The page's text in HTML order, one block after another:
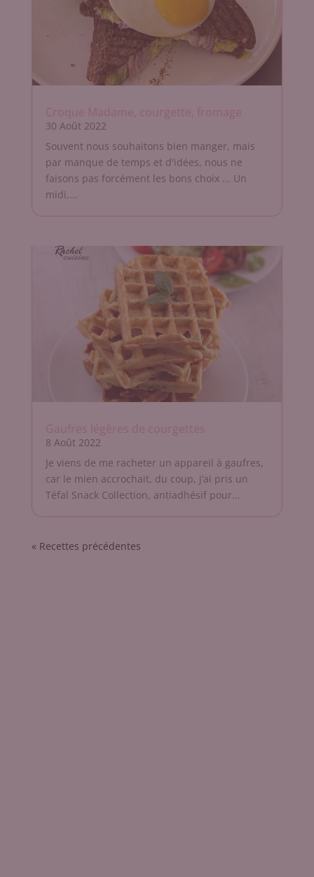
Croque Madame, courgette, fromage
30 Août 2022
Souvent nous souhaitons bien manger, mais
par manque de temps et d'idées, nous ne
faisons pas forcément les bons choix ... Un
midi,...
Gaufres légères de courgettes
8 Août 2022
Je viens de me racheter un appareil à gaufres,
car le mien accrochait, du coup, j’ai pris un
Téfal Snack Collection, antiadhésif pour...
« Entrées précédentes